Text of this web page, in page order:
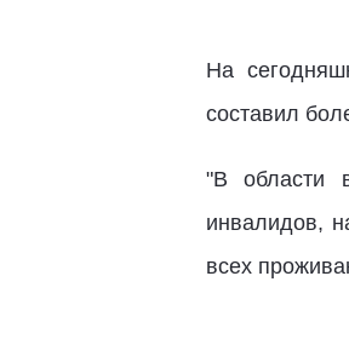
На
составил
"В области
инвалидов,
всех